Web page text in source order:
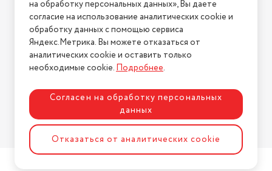
2026 © Интернет-магазин "АстМаркет". У нас есть всё!
Политика конфиденциальности
Разработка сайтаASTDESIGN
на обработку персональных данных», Вы даете
согласие на использование аналитических cookie и
обработку данных с помощью сервиса
Яндекс.Метрика. Вы можете отказаться от
аналитических cookie и оставить только
необходимые cookie.Подробнее.
Согласен на обработку персональных
данных
Отказаться от аналитических cookie